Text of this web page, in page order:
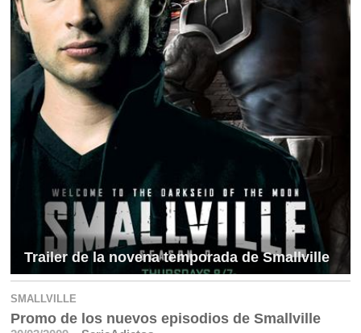
Trailer de la novena temporada de Smallville
SMALLVILLE
Promo de los nuevos episodios de Smallville